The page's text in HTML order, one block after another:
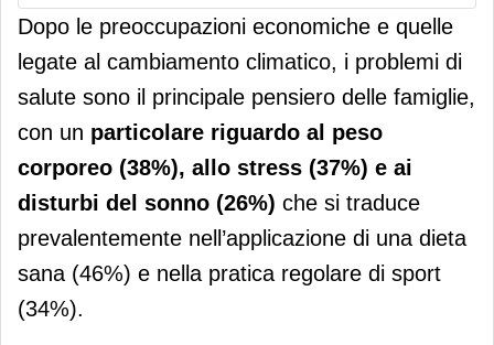
Dopo le preoccupazioni economiche e quelle
legate al cambiamento climatico, i problemi di
salute sono il principale pensiero delle famiglie,
con un particolare riguardo al peso
corporeo (38%), allo stress (37%) e ai
disturbi del sonno (26%) che si traduce
prevalentemente nell’applicazione di una dieta
sana (46%) e nella pratica regolare di sport
(34%).